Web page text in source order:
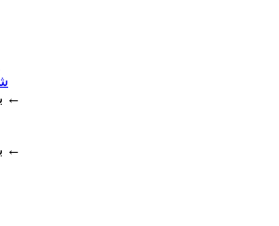
بازگشت ←
بازگشت ←